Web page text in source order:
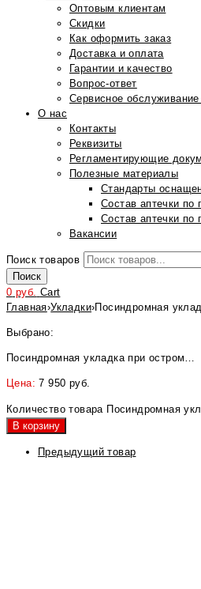
Оптовым клиентам
Скидки
Как оформить заказ
Доставка и оплата
Гарантии и качество
Вопрос-ответ
Сервисное
О нас
Контакты
Реквизиты
Регламентирующие
Полезные материалы
Стандарты
Состав аптечки по
Состав аптечки по
Вакансии
Поиск товаров
Поиск
0 руб. Cart
Главная›Укладки›Посиндромная
Выбрано:
Посиндромная укладка при остром…
Цена:7 950 руб.
Количество товара Посиндромная
В корзину
Предыдущий товар